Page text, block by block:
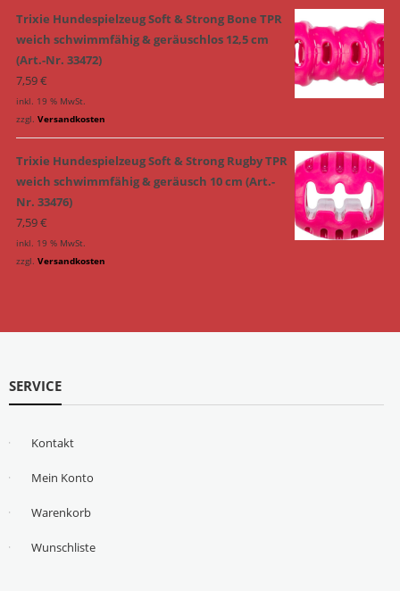
Trixie Hundespielzeug Soft & Strong Bone TPR
weich schwimmfähig & geräuschlos 12,5 cm
(Art.-Nr. 33472)
7,59€
inkl. 19 % MwSt.
zzgl. Versandkosten
Trixie Hundespielzeug Soft & Strong Rugby TPR
weich schwimmfähig & geräusch 10 cm (Art.-
Nr. 33476)
7,59€
inkl. 19 % MwSt.
zzgl. Versandkosten
SERVICE
Kontakt
Mein Konto
Warenkorb
Wunschliste